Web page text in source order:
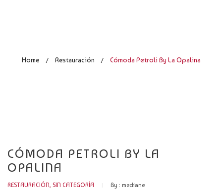
LA OPALINA
CONTACTO
Home / Restauración / Cómoda Petroli By La Opalina
CÓMODA PETROLI BY LA
OPALINA
RESTAURACIÓN, SIN CATEGORÍA By : mediane